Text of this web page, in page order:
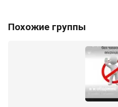
Похожие группы